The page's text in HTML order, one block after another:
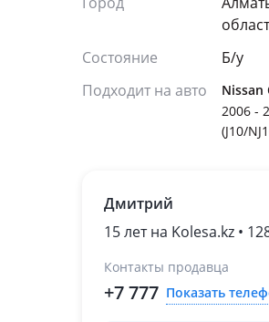
Состояние
Б/y
Подходит на авто
Nissan
2006 -
(J10/
Дмитрий
15 лет на Kolesa.kz •
Контакты продавца
+7 777 Показать